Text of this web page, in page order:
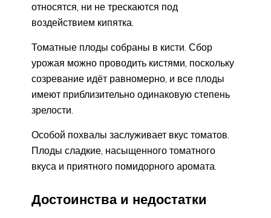
относятся, ни не трескаются под
воздействием кипятка.
Томатные плоды собраны в кисти. Сбор
урожая можно проводить кистями, поскольку
созревание идёт равномерно, и все плоды
имеют приблизительно одинаковую степень
зрелости.
Особой похвалы заслуживает вкус томатов.
Плоды сладкие, насыщенного томатного
вкуса и приятного помидорного аромата.
Достоинства и недостатки